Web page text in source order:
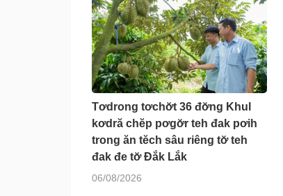
Tơdrong tơchơ̆t 36 đơ̆ng Khul
kơdră chĕp pơgơ̆r teh đak pơih
trong ăn tĕch sâu riêng tơ̆ teh
đak đe tơ̆ Đắk Lắk
06/08/2026